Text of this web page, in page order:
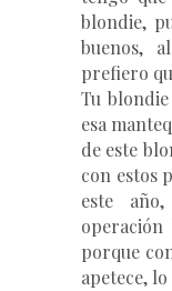
blondie,
buenos,
prefiero
Tu
esa
de este
con estos
este
porque
apetece,